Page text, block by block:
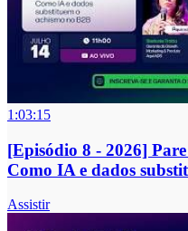
1:03:15
[Episódio 8 - 2026]
Como IA e dados
Assistir